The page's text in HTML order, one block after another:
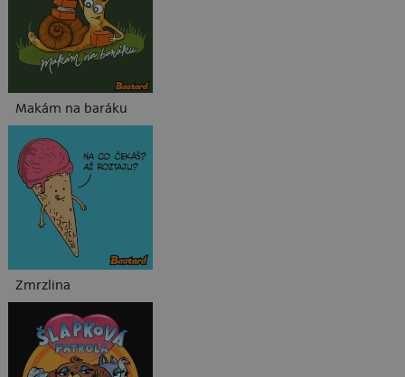
Makám na baráku
Zmrzlina